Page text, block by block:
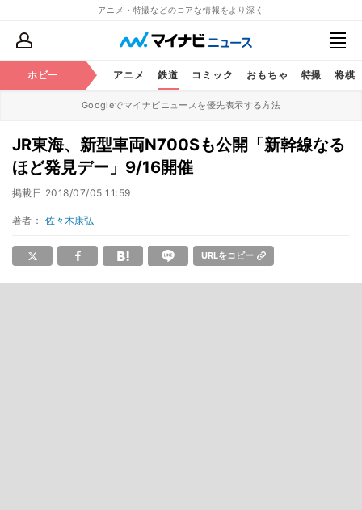
アニメ・特撮などのコアな情報をより深く
ホビー アニメ 鉄道 コミック おもちゃ 特撮 将棋
Googleでマイナビニュースを優先表示する方法
JR東海、新型車両N700Sも公開「新幹線なる
ほど発見デー」9/16開催
掲載日 2018/07/05 11:59
著者： 佐々木康弘
URLをコピー